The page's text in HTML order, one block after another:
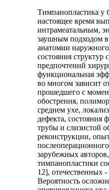
Тимпанопластика
настоящее время
интрамеатальным,
заушным подходом в
анатомии
состояния структур
предпочтений
функциональная
во многом зависит
прошедшего с
обострения,
среднем ухе,
дефекта, состояния
трубы и слизистой
реконструкции,
зарубежных
тимпанопластики
12], отечественных
Вероятность